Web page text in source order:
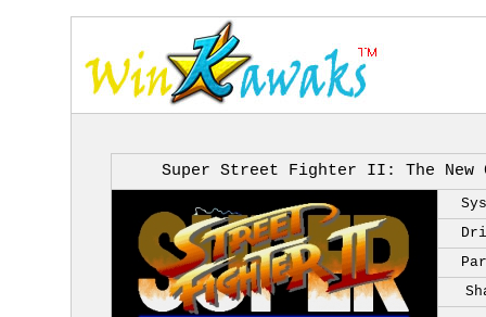
Super Street Fighter II: The New